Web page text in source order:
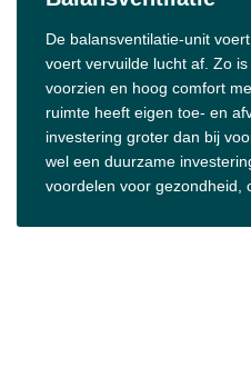
De balansventilatie-unit
voert vervuilde lucht af. Zo
voorzien en hoog comfort
ruimte heeft eigen toe- en
investering groter dan bij
wel een duurzame
voordelen voor gezondheid,